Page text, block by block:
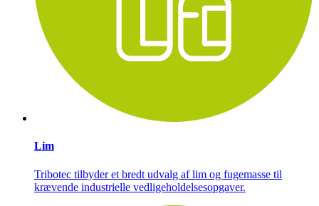
Lim
Tribotec tilbyder et bredt udvalg af lim og fugemasse til
krævende industrielle vedligeholdelsesopgaver.